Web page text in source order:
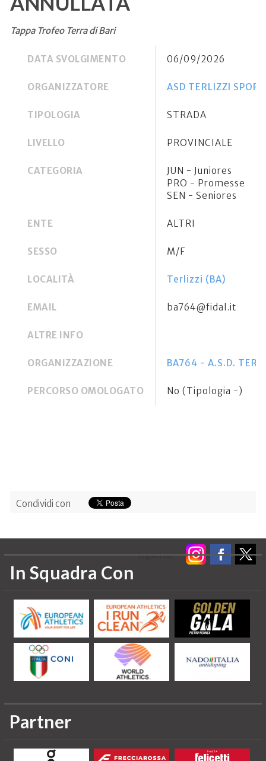
Tappa Trofeo Terra di Bari
DATA SVOLGIMENTO 06/09/2026
ORGANIZZATORE ASD TERLIZZI
TIPOLOGIA STRADA
LIVELLO PROVINCIALE
CATEGORIA
JUN - Juniores
PRO - Promesse
SEN - Seniores
ENTE ALTRI
SESSO M/F
LOCALITÀ Terlizzi (BA)
EMAIL ba764@fidal.it
ALTRE INFO
ORGANIZZAZIONE BA764 - A.S.D.
PERCORSO OMOLOGATO No (Tipologia -)
Condividi con
Seguici su:
In Squadra Con
Partner